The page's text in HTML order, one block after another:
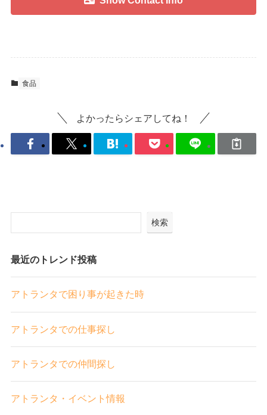
食品
よかったらシェアしてね！
検索
最近のトレンド投稿
アトランタで困り事が起きた時
アトランタでの仕事探し
アトランタでの仲間探し
アトランタ・イベント情報